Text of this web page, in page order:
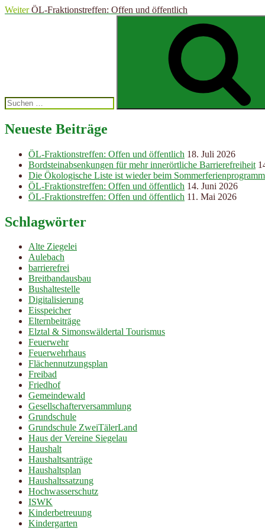
Weiter ÖL-Fraktionstreffen: Offen und öffentlich
Neueste Beiträge
ÖL-Fraktionstreffen: Offen und öffentlich 18. Juli 2026
Bordsteinabsenkungen für mehr innerörtliche Barrierefreiheit
Die Ökologische Liste ist wieder beim
ÖL-Fraktionstreffen: Offen und öffentlich 14. Juni 2026
ÖL-Fraktionstreffen: Offen und öffentlich 11. Mai 2026
Schlagwörter
Alte Ziegelei
Aulebach
barrierefrei
Breitbandausbau
Bushaltestelle
Digitalisierung
Eisspeicher
Elternbeiträge
Elztal & Simonswäldertal Tourismus
Feuerwehr
Feuerwehrhaus
Flächennutzungsplan
Freibad
Friedhof
Gemeindewald
Gesellschafterversammlung
Grundschule
Grundschule ZweiTälerLand
Haus der Vereine Siegelau
Haushalt
Haushaltsanträge
Haushaltsplan
Haushaltssatzung
Hochwasserschutz
ISWK
Kinderbetreuung
Kindergarten